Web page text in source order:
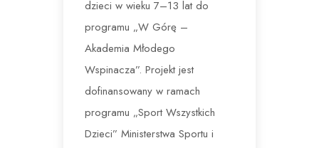
dzieci w wieku 7–13 lat do
programu „W Górę –
Akademia Młodego
Wspinacza”. Projekt jest
dofinansowany w ramach
programu „Sport Wszystkich
Dzieci” Ministerstwa Sportu i